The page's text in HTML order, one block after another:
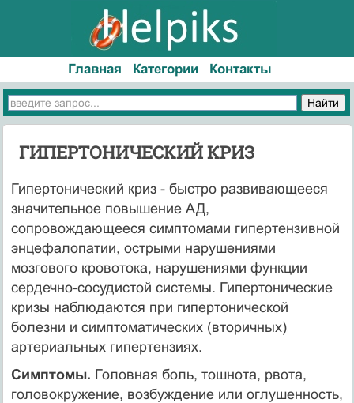
Главная Категории Контакты
ГИПЕРТОНИЧЕСКИЙ КРИЗ
Гипертонический криз - быстро развивающееся
значительное повышение АД,
сопровождающееся симптомами гипертензивной
энцефалопатии, острыми нарушениями
мозгового кровотока, нарушениями функции
сердечно-сосудистой системы. Гипертонические
кризы наблюдаются при гипертонической
болезни и симптоматических (вторичных)
артериальных гипертензиях.
Симптомы. Головная боль, тошнота, рвота,
головокружение, возбуждение или оглушенность,